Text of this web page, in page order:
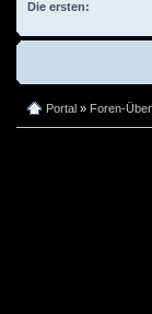
Die ersten:
Portal » Foren-